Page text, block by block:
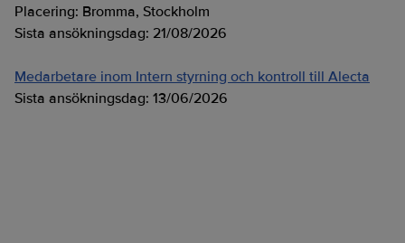
Placering: Bromma, Stockholm
Sista ansökningsdag: 21/08/2026
Medarbetare inom Intern styrning och kontroll till Alecta
Sista ansökningsdag: 13/06/2026